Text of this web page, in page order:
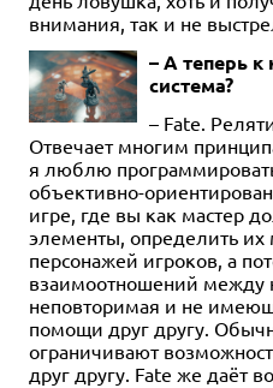
внимания, так и не
– А теперь
система?
– Fate.
Отвечает многим
я люблю
объективно-
игре, где вы как мастер
элементы, определить их
персонажей игроков, а
взаимоотношений между
неповторимая и не
помощи друг другу.
ограничивают
друг другу. Fate же даёт